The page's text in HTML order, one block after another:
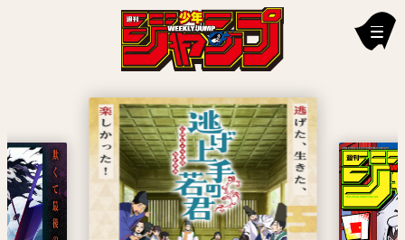
新刊情報
編集部からのお知らせ
お知らせ
連載作品